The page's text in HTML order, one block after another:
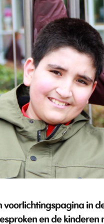
voorlichtingspagina in
en de